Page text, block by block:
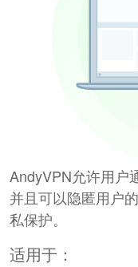
AndyVPN允许用户
并且可以隐匿用户
私保护。
适用于：